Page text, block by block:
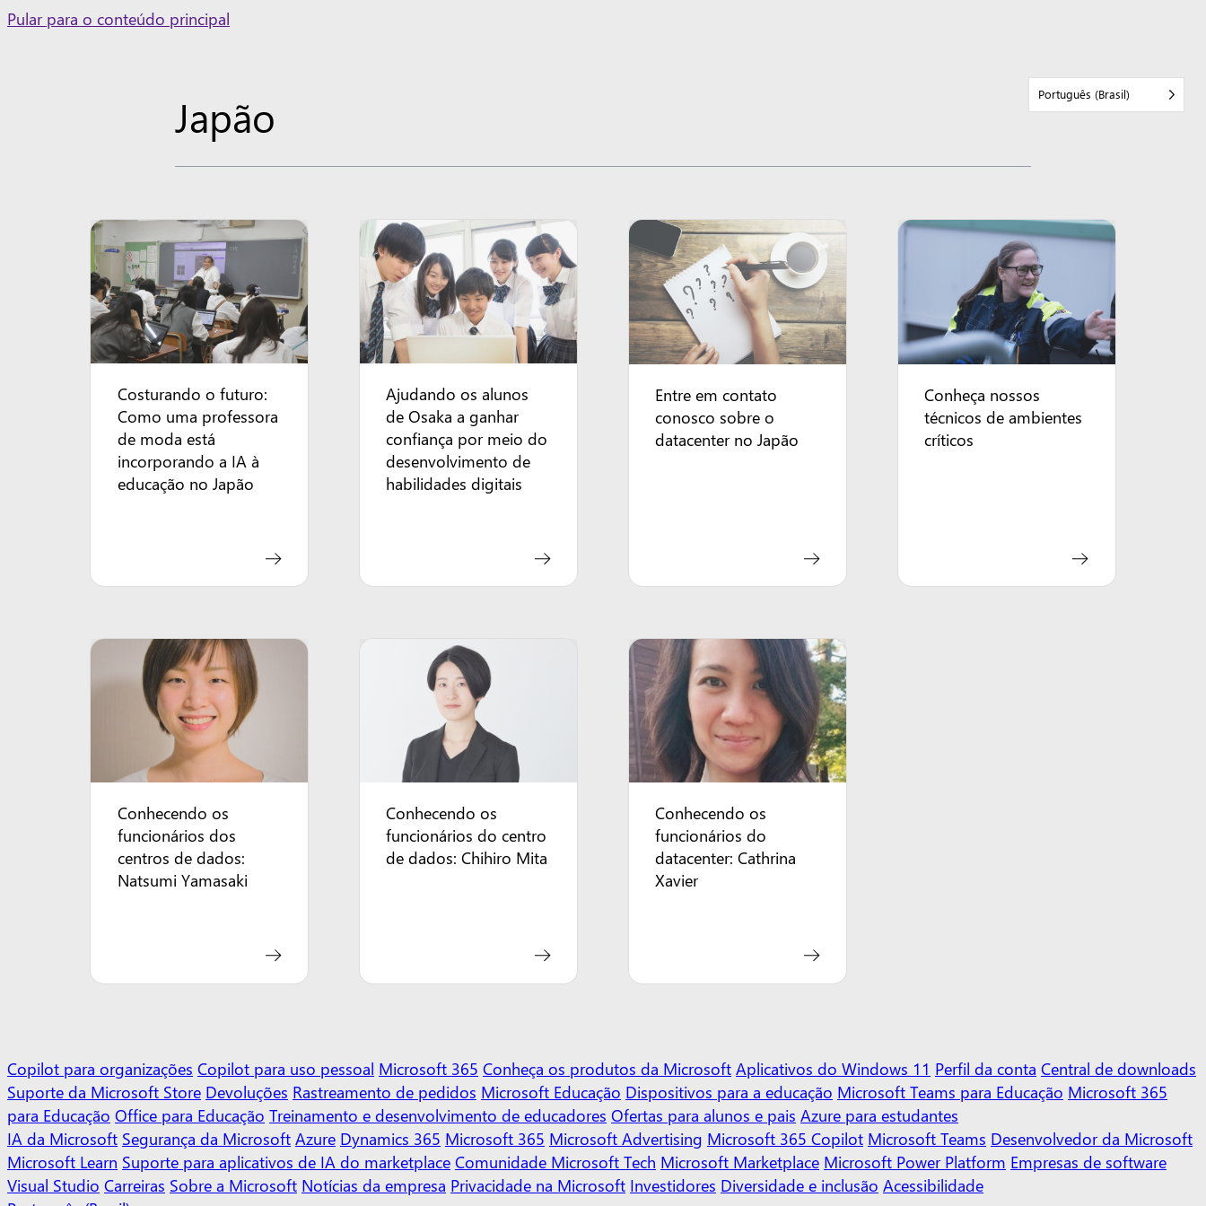
Skip
Pular para o conteúdo principal
Português (Brasil)
Japão
Costurando o futuro:
Como uma professora
de moda está
incorporando a IA à
educação no Japão
Ajudando os alunos
de Osaka a ganhar
confiança por meio do
desenvolvimento de
habilidades digitais
Entre em contato
conosco sobre o
datacenter no Japão
Conheça nossos
técnicos de ambientes
críticos
Conhecendo os
funcionários dos
centros de dados:
Natsumi Yamasaki
Conhecendo os
funcionários do centro
de dados: Chihiro Mita
Conhecendo os
funcionários do
datacenter: Cathrina
Xavier
Copilot para organizações Copilot para uso pessoal Microsoft 365 Conheça os produtos da Microsoft Aplicativos do Windows 11 Perfil da conta Central de downloads
Suporte da Microsoft Store Devoluções Rastreamento de pedidos Microsoft Educação Dispositivos para a educação Microsoft Teams para Educação Microsoft 365
para Educação Office para Educação Treinamento e desenvolvimento de educadores Ofertas para alunos e pais Azure para estudantes
IA da Microsoft Segurança da Microsoft Azure Dynamics 365 Microsoft 365 Microsoft Advertising Microsoft 365 Copilot Microsoft Teams Desenvolvedor da Microsoft
Microsoft Learn Suporte para aplicativos de IA do marketplace Comunidade Microsoft Tech Microsoft Marketplace Microsoft Power Platform Empresas de software
Visual Studio Carreiras Sobre a Microsoft Notícias da empresa Privacidade na Microsoft Investidores Diversidade e inclusão Acessibilidade